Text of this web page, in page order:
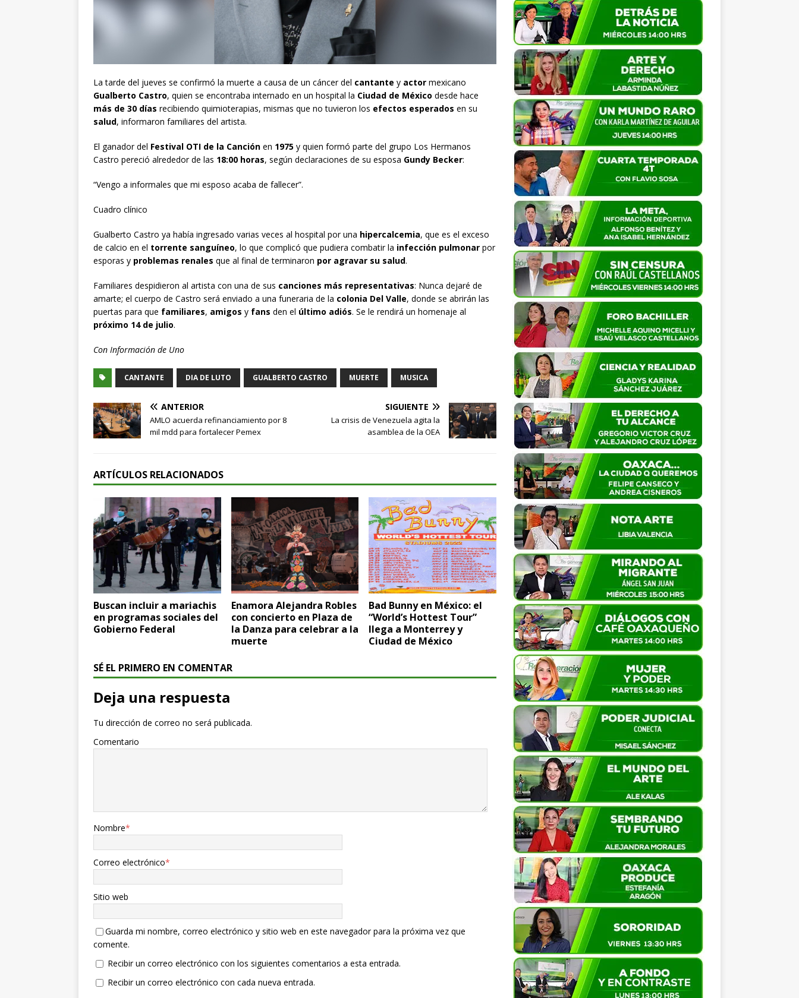
La tarde del jueves se confirmó la muerte a causa de un cáncer del cantante y actor mexicano
Gualberto Castro, quien se encontraba internado en un hospital la Ciudad de México desde hace
más de 30 días recibiendo quimioterapias, mismas que no tuvieron los efectos esperados en su
salud, informaron familiares del artista.
El ganador del Festival OTI de la Canción en 1975 y quien formó parte del grupo Los Hermanos
Castro pereció alrededor de las 18:00 horas, según declaraciones de su esposa Gundy Becker:
“Vengo a informales que mi esposo acaba de fallecer”.
Cuadro clínico
Gualberto Castro ya había ingresado varias veces al hospital por una hipercalcemia, que es el exceso
de calcio en el torrente sanguíneo, lo que complicó que pudiera combatir la infección pulmonar por
esporas y problemas renales que al final de terminaron por agravar su salud.
Familiares despidieron al artista con una de sus canciones más representativas: Nunca dejaré de
amarte; el cuerpo de Castro será enviado a una funeraria de la colonia Del Valle, donde se abrirán las
puertas para que familiares, amigos y fans den el último adiós. Se le rendirá un homenaje al
próximo 14 de julio.
Con Información de Uno
CANTANTE DIA DE LUTO GUALBERTO CASTRO MUERTE MUSICA
ANTERIOR
AMLO acuerda refinanciamiento por 8
mil mdd para fortalecer Pemex
SIGUIENTE
La crisis de Venezuela agita la
asamblea de la OEA
ARTÍCULOS RELACIONADOS
Buscan incluir a mariachis
en programas sociales del
Gobierno Federal
Enamora Alejandra Robles
con concierto en Plaza de
la Danza para celebrar a la
muerte
Bad Bunny en México: el
“World’s Hottest Tour”
llega a Monterrey y
Ciudad de México
SÉ EL PRIMERO EN COMENTAR
Deja una respuesta
Tu dirección de correo no será publicada.
Comentario
Nombre*
Correo electrónico*
Sitio web
Guarda mi nombre, correo electrónico y sitio web en este navegador para la próxima vez que
comente.
Recibir un correo electrónico con los siguientes comentarios a esta entrada.
Recibir un correo electrónico con cada nueva entrada.